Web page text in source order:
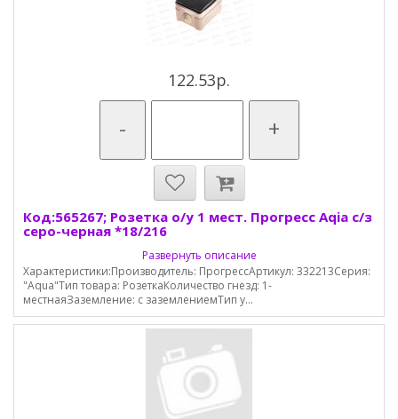
122.53р.
- +
Код:565267; Розетка о/у 1 мест. Прогресс Aqia с/з
серо-черная *18/216
Развернуть описание
Характеристики:Производитель: ПрогрессАртикул: 332213Серия:
"Aqua"Тип товара: РозеткаКоличество гнезд: 1-
местнаяЗаземление: с заземлениемТип у...